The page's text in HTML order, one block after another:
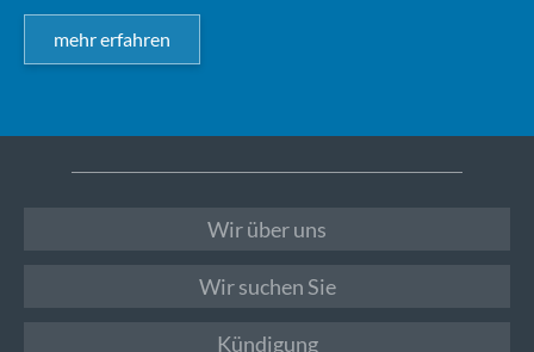
mehr erfahren
Wir über uns
Wir suchen Sie
Kündigung